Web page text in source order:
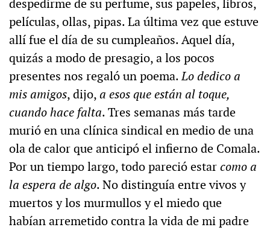
despedirme de su perfume, sus papeles, libros,
películas, ollas, pipas. La última vez que estuve
allí fue el día de su cumpleaños. Aquel día,
quizás a modo de presagio, a los pocos
presentes nos regaló un poema.Lo dedico a
mis amigos, dijo,a esos que están al toque,
cuando hace falta. Tres semanas más tarde
murió en una clínica sindical en medio de una
ola de calor que anticipó el infierno de Comala.
Por un tiempo largo, todo pareció estarcomo a
la espera de algo. No distinguía entre vivos y
muertos y los murmullos y el miedo que
habían arremetido contra la vida de mi padre